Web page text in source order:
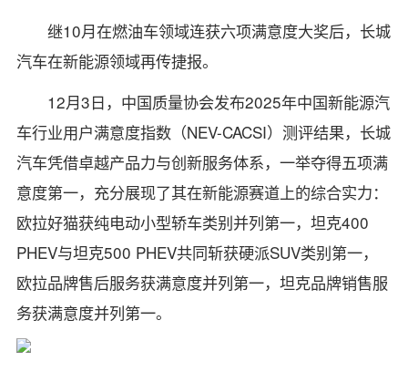
继10月在燃油车领域连获六项满意度大奖后，长城
汽车在新能源领域再传捷报。
12月3日，中国质量协会发布2025年中国新能源汽
车行业用户满意度指数（NEV-CACSI）测评结果，长城
汽车凭借卓越产品力与创新服务体系，一举夺得五项满
意度第一，充分展现了其在新能源赛道上的综合实力：
欧拉好猫获纯电动小型轿车类别并列第一，坦克400
PHEV与坦克500 PHEV共同斩获硬派SUV类别第一，
欧拉品牌售后服务获满意度并列第一，坦克品牌销售服
务获满意度并列第一。